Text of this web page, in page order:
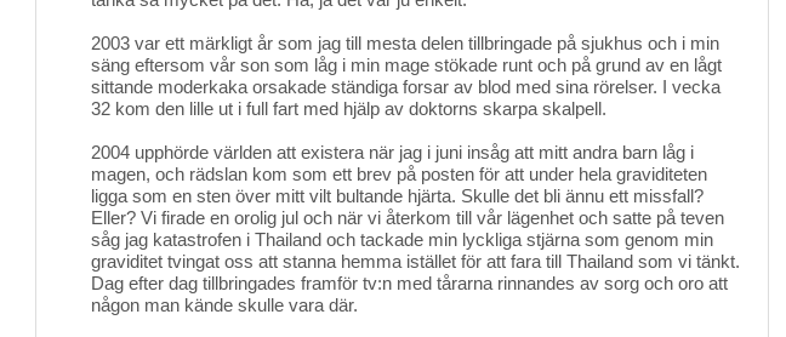
2003 var ett märkligt år som jag till mesta delen tillbringade på sjukhus och i min
säng eftersom vår son som låg i min mage stökade runt och på grund av en lågt
sittande moderkaka orsakade ständiga forsar av blod med sina rörelser. I vecka
32 kom den lille ut i full fart med hjälp av doktorns skarpa skalpell.
2004 upphörde världen att existera när jag i juni insåg att mitt andra barn låg i
magen, och rädslan kom som ett brev på posten för att under hela graviditeten
ligga som en sten över mitt vilt bultande hjärta. Skulle det bli ännu ett missfall?
Eller? Vi firade en orolig jul och när vi återkom till vår lägenhet och satte på teven
såg jag katastrofen i Thailand och tackade min lyckliga stjärna som genom min
graviditet tvingat oss att stanna hemma istället för att fara till Thailand som vi tänkt.
Dag efter dag tillbringades framför tv:n med tårarna rinnandes av sorg och oro att
någon man kände skulle vara där.